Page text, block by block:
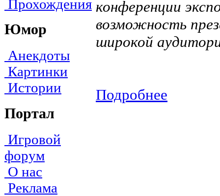
Прохождения
Юмор
Анекдоты
Картинки
Истории
Портал
Игровой
форум
О нас
Реклама
конференции
возможность
широкой
Подробнее